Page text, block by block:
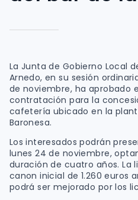
La Junta de Gobierno Local
Arnedo, en su sesión
de noviembre, ha aprobado
contratación para la
cafetería ubicado en la
Baronesa.
Los interesados podrán
lunes 24 de noviembre,
duración de cuatro años. La
canon inicial de 1.260 euros
podrá ser mejorado por los